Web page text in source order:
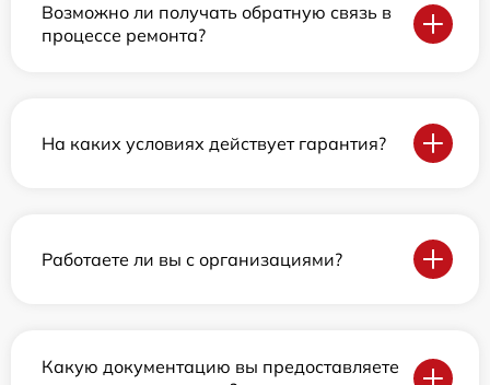
Возможно ли получать обратную связь в
процессе ремонта?
На каких условиях действует гарантия?
Работаете ли вы с организациями?
Какую документацию вы предоставляете